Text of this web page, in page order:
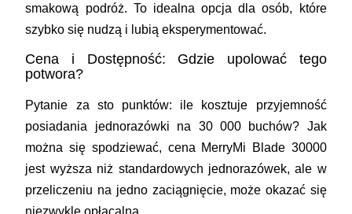
smakową podróż. To idealna opcja dla osób, które
szybko się nudzą i lubią eksperymentować.
Cena i Dostępność: Gdzie upolować tego
potwora?
Pytanie za sto punktów: ile kosztuje przyjemność
posiadania jednorazówki na 30 000 buchów? Jak
można się spodziewać, cena MerryMi Blade 30000
jest wyższa niż standardowych jednorazówek, ale w
przeliczeniu na jedno zaciągnięcie, może okazać się
niezwykle opłacalna.